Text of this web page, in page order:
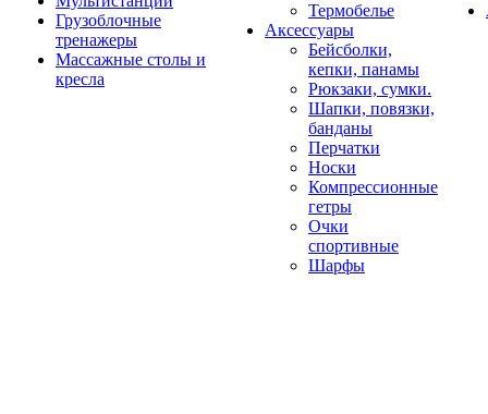
Грузоблочные
тренажеры
Массажные столы и
кресла
Термобелье
Аксессуары
Бейсболки,
кепки, панамы
Рюкзаки, сумки.
Шапки, повязки,
банданы
Перчатки
Носки
Компрессионные
гетры
Очки
спортивные
Шарфы